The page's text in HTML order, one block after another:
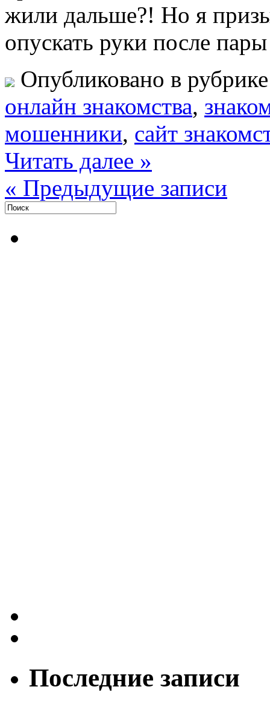
жили дальше?! Но я
опускать руки после
Опубликовано в
oнлайн знакомства,
мошенники, сайт
Читать далее »
« Предыдущие записи
Последние записи